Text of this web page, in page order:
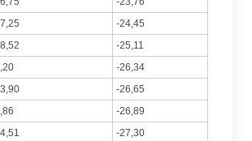
-24,45
-25,11
-26,34
-26,65
-26,89
-27,30